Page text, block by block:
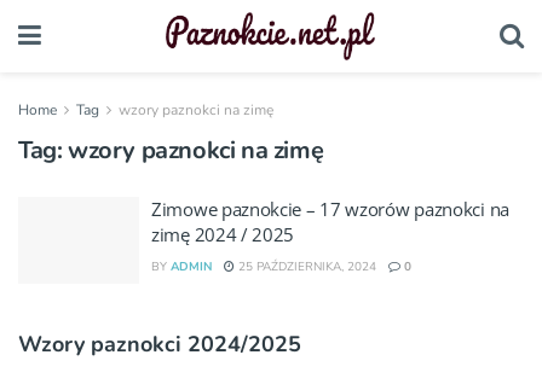
Home Tag wzory paznokci na zimę
Tag:wzory paznokci na zimę
Zimowe paznokcie – 17 wzorów paznokci na
zimę 2024 / 2025
BY ADMIN 25 PAŹDZIERNIKA, 2024 0
Wzory paznokci 2024/2025